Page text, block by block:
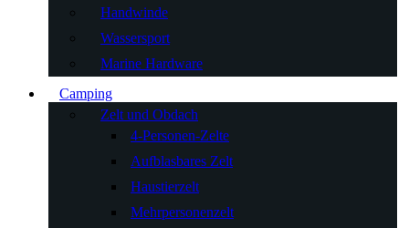
Handwinde
Wassersport
Marine Hardware
Camping
Zelt und Obdach
4-Personen-Zelte
Aufblasbares Zelt
Haustierzelt
Mehrpersonenzelt